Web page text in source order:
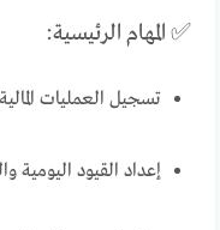
✅ المهام الرئيسية:
تسجيل العمليات
إعداد القيود اليومية